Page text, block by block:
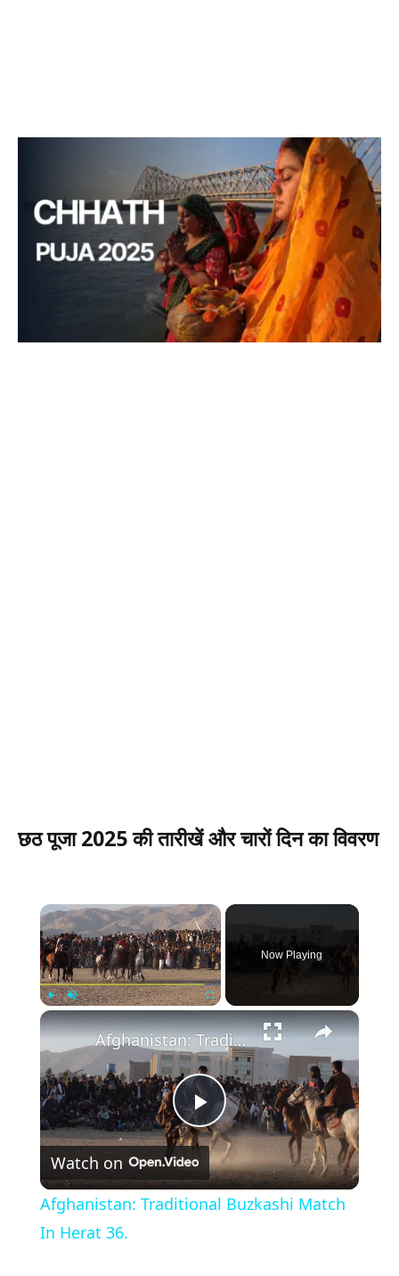
छठ पूजा 2025 की तारीखें और चारों दिन का विवरण
×
Unmute Fullscreen
Now Playing
×
Play
Video
Afghanistan: Traditional Buzkashi Match In Herat 36.
Watch on
Afghanistan: Traditional Buzkashi Match
In Herat 36.